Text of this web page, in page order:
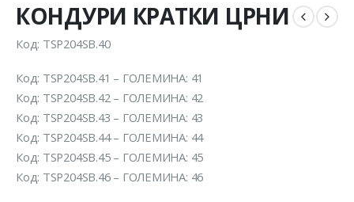
КОНДУРИ КРАТКИ ЦРНИ
Код: TSP204SB.40
Код: TSP204SB.41 – ГОЛЕМИНА: 41
Код: TSP204SB.42 – ГОЛЕМИНА: 42
Код: TSP204SB.43 – ГОЛЕМИНА: 43
Код: TSP204SB.44 – ГОЛЕМИНА: 44
Код: TSP204SB.45 – ГОЛЕМИНА: 45
Код: TSP204SB.46 – ГОЛЕМИНА: 46